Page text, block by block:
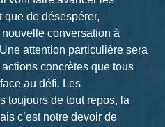
de désespérer,
conversation à
attention particulière sera
concrètes que tous
au défi. Les
toujours de tout repos, la
c’est notre devoir de